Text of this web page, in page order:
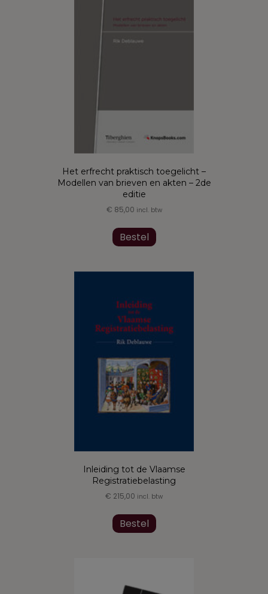
gekozen
Het erfrecht praktisch toegelicht –
Modellen van brieven en akten – 2de
editie
€ 85,00 incl. btw
Bestel product
heeft
variaties.
worden
de
productpagina
Inleiding tot de Vlaamse
Registratiebelasting
€ 215,00 incl. btw
Bestel